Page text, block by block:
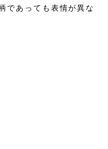
であっても表情が異な